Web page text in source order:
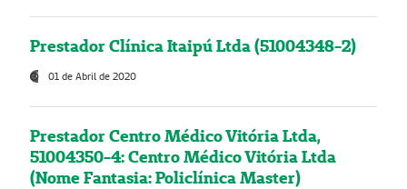
Prestador Clínica Itaipú Ltda (51004348-2)
01 de Abril de 2020
Prestador Centro Médico Vitória Ltda,
51004350-4: Centro Médico Vitória Ltda
(Nome Fantasia: Policlínica Master)